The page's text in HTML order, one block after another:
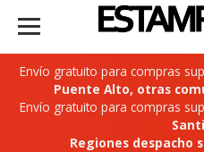
Envío gratuito para compras
Puente Alto, otras
Envío gratuito para compras
Regiones despacho